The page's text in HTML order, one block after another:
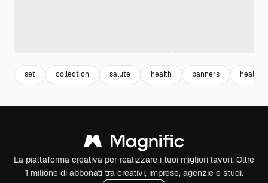
set collection salute health banners
La piattaforma creativa per realizzare i tuoi migliori lavori. Oltre
1 milione di abbonati tra creativi, imprese, agenzie e studi.